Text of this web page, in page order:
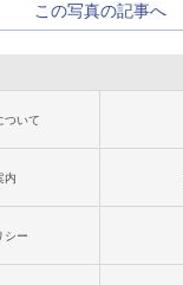
この写真の記事へ
ついて
内
シー